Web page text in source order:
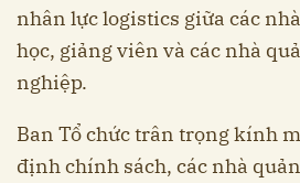
nhân lực logistics giữa các
học, giảng viên và các nhà
nghiệp.
Ban Tổ chức trân trọng kính
định chính sách, các nhà